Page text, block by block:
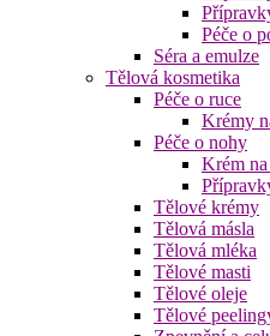
Péče o
Séra a emulze
Tělová kosmetika
Péče o ruce
Krémy
Péče o nohy
Krém
Tělové krémy
Tělová másla
Tělová mléka
Tělové masti
Tělové oleje
Tělové